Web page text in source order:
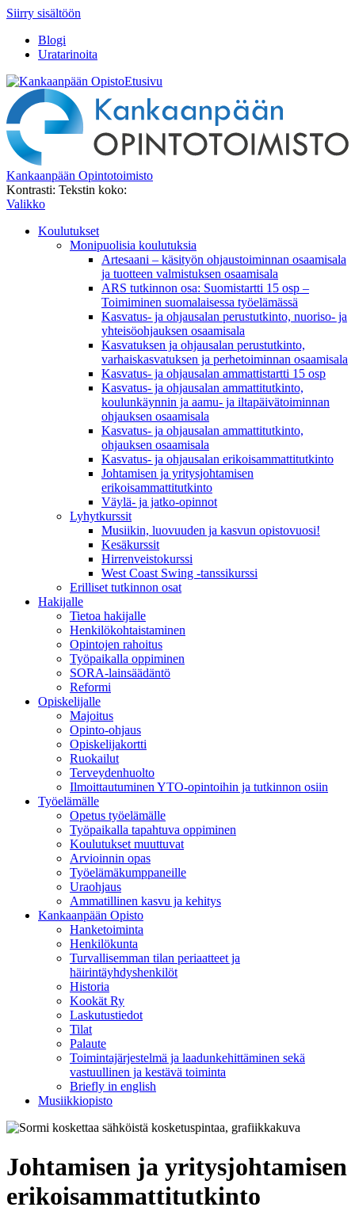
Siirry sisältöön
Blogi
Uratarinoita
Etusivu
Kankaanpään Opintotoimisto
Kontrasti: Tekstin koko:
Valikko
Koulutukset
Monipuolisia koulutuksia
Artesaani – käsityön ohjaustoiminnan osaamisala
ja tuotteen valmistuksen osaamisala
ARS tutkinnon osa: Suomistartti 15 osp –
Toimiminen suomalaisessa työelämässä
Kasvatus- ja ohjausalan perustutkinto, nuoriso- ja
yhteisöohjauksen osaamisala
Kasvatuksen ja ohjausalan perustutkinto,
varhaiskasvatuksen ja perhetoiminnan osaamisala
Kasvatus- ja ohjausalan ammattistartti 15 osp
Kasvatus- ja ohjausalan ammattitutkinto,
koulunkäynnin ja aamu- ja iltapäivätoiminnan
ohjauksen osaamisala
Kasvatus- ja ohjausalan ammattitutkinto,
ohjauksen osaamisala
Kasvatus- ja ohjausalan erikoisammattitutkinto
Johtamisen ja yritysjohtamisen
erikoisammattitutkinto
Väylä- ja jatko-opinnot
Lyhytkurssit
Musiikin, luovuuden ja kasvun opistovuosi!
Kesäkurssit
Hirrenveistokurssi
West Coast Swing -tanssikurssi
Erilliset tutkinnon osat
Hakijalle
Tietoa hakijalle
Henkilökohtaistaminen
Opintojen rahoitus
Työpaikalla oppiminen
SORA-lainsäädäntö
Reformi
Opiskelijalle
Majoitus
Opinto-ohjaus
Opiskelijakortti
Ruokailut
Terveydenhuolto
Ilmoittautuminen YTO-opintoihin ja tutkinnon osiin
Työelämälle
Opetus työelämälle
Työpaikalla tapahtuva oppiminen
Koulutukset muuttuvat
Arvioinnin opas
Työelämäkumppaneille
Uraohjaus
Ammatillinen kasvu ja kehitys
Kankaanpään Opisto
Hanketoiminta
Henkilökunta
Turvallisemman tilan periaatteet ja
häirintäyhdyshenkilöt
Historia
Kookät Ry
Laskutustiedot
Tilat
Palaute
Toimintajärjestelmä ja laadunkehittäminen sekä
vastuullinen ja kestävä toiminta
Briefly in english
Musiikkiopisto
Johtamisen ja yritysjohtamisen
erikoisammattitutkinto